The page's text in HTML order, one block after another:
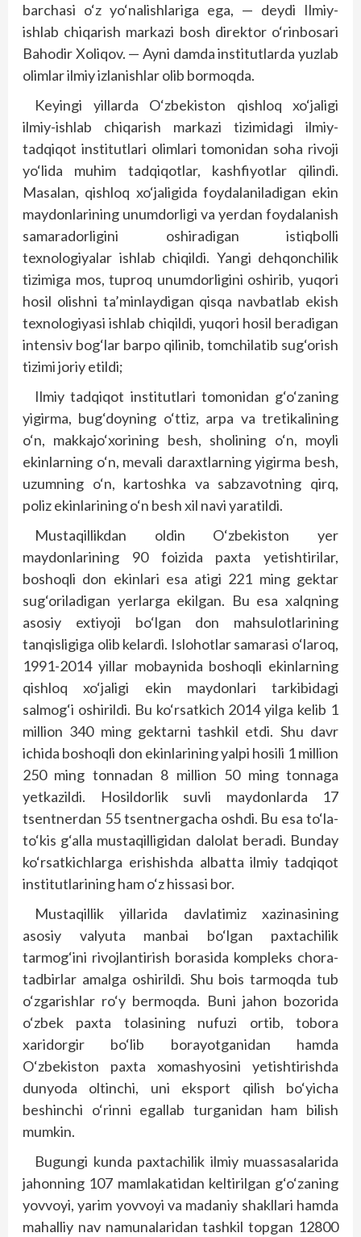
barchasi o‘z yo‘nalishlariga ega, — deydi Ilmiy-
ishlab chiqarish markazi bosh direktor o‘rinbosari
Bahodir Xoliqov. — Ayni damda institutlarda yuzlab
olimlar ilmiy izlanishlar olib bormoqda.
Keyingi yillarda O‘zbekiston qishloq xo‘jaligi
ilmiy-ishlab chiqarish markazi tizimidagi ilmiy-
tadqiqot institutlari olimlari tomonidan soha rivoji
yo‘lida muhim tadqiqotlar, kashfiyotlar qilindi.
Masalan, qishloq xo‘jaligida foydalaniladigan ekin
maydonlarining unumdorligi va yerdan foydalanish
samaradorligini oshiradigan istiqbolli
texnologiyalar ishlab chiqildi. Yangi dehqonchilik
tizimiga mos, tuproq unumdorligini oshirib, yuqori
hosil olishni ta’minlaydigan qisqa navbatlab ekish
texnologiyasi ishlab chiqildi, yuqori hosil beradigan
intensiv bog‘lar barpo qilinib, tomchilatib sug‘orish
tizimi joriy etildi;
Ilmiy tadqiqot institutlari tomonidan g‘o‘zaning
yigirma, bug‘doyning o‘ttiz, arpa va tretikalining
o‘n, makkajo‘xorining besh, sholining o‘n, moyli
ekinlarning o‘n, mevali daraxtlarning yigirma besh,
uzumning o‘n, kartoshka va sabzavotning qirq,
poliz ekinlarining o‘n besh xil navi yaratildi.
Mustaqillikdan oldin O‘zbekiston yer
maydonlarining 90 foizida paxta yetishtirilar,
boshoqli don ekinlari esa atigi 221 ming gektar
sug‘oriladigan yerlarga ekilgan. Bu esa xalqning
asosiy extiyoji bo‘lgan don mahsulotlarining
tanqisligiga olib kelardi. Islohotlar samarasi o‘laroq,
1991-2014 yillar mobaynida boshoqli ekinlarning
qishloq xo‘jaligi ekin maydonlari tarkibidagi
salmog‘i oshirildi. Bu ko‘rsatkich 2014 yilga kelib 1
million 340 ming gektarni tashkil etdi. Shu davr
ichida boshoqli don ekinlarining yalpi hosili 1 million
250 ming tonnadan 8 million 50 ming tonnaga
yetkazildi. Hosildorlik suvli maydonlarda 17
tsentnerdan 55 tsentnergacha oshdi. Bu esa to‘la-
to‘kis g‘alla mustaqilligidan dalolat beradi. Bunday
ko‘rsatkichlarga erishishda albatta ilmiy tadqiqot
institutlarining ham o‘z hissasi bor.
Mustaqillik yillarida davlatimiz xazinasining
asosiy valyuta manbai bo‘lgan paxtachilik
tarmog‘ini rivojlantirish borasida kompleks chora-
tadbirlar amalga oshirildi. Shu bois tarmoqda tub
o‘zgarishlar ro‘y bermoqda. Buni jahon bozorida
o‘zbek paxta tolasining nufuzi ortib, tobora
xaridorgir bo‘lib borayotganidan hamda
O‘zbekiston paxta xomashyosini yetishtirishda
dunyoda oltinchi, uni eksport qilish bo‘yicha
beshinchi o‘rinni egallab turganidan ham bilish
mumkin.
Bugungi kunda paxtachilik ilmiy muassasalarida
jahonning 107 mamlakatidan keltirilgan g‘o‘zaning
yovvoyi, yarim yovvoyi va madaniy shakllari hamda
mahalliy nav namunalaridan tashkil topgan 12800